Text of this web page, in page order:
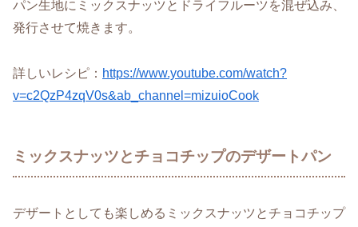
パン生地にミックスナッツとドライフルーツを混ぜ込み、
発行させて焼きます。
詳しいレシピ： https://www.youtube.com/watch?
v=c2QzP4zqV0s&ab_channel=mizuioCook
ミックスナッツとチョコチップのデザートパン
デザートとしても楽しめるミックスナッツとチョコチップ